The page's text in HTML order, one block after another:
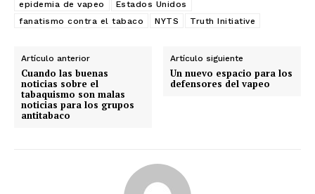
epidemia de vapeo
Estados Unidos
fanatismo contra el tabaco
NYTS Truth Initiative
Artículo anterior
Cuando las buenas
noticias sobre el
tabaquismo son malas
noticias para los grupos
antitabaco
Artículo siguiente
Un nuevo espacio para los
defensores del vapeo